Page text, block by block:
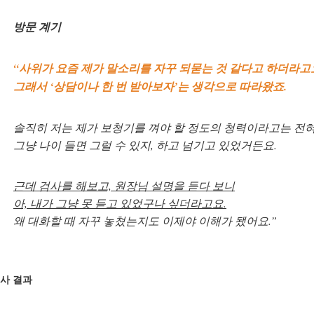
방문 계기
“사위가 요즘 제가 말소리를 자꾸 되묻는 것 같다고 하더라고
그래서 ‘상담이나 한 번 받아보자’는 생각으로 따라왔죠.
솔직히 저는 제가 보청기를 껴야 할 정도의 청력이라고는 전
그냥 나이 들면 그럴 수 있지, 하고 넘기고 있었거든요.
근데 검사를 해보고, 원장님 설명을 듣다 보니
아, 내가 그냥 못 듣고 있었구나 싶더라고요.
왜 대화할 때 자꾸 놓쳤는지도 이제야 이해가 됐어요.”
결과
바로 예약하기